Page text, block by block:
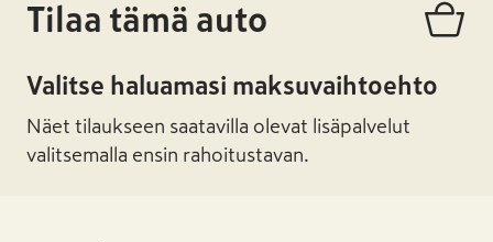
Tilaa tämä auto
Valitse haluamasi maksuvaihtoehto
Näet tilaukseen saatavilla olevat lisäpalvelut
valitsemalla ensin rahoitustavan.